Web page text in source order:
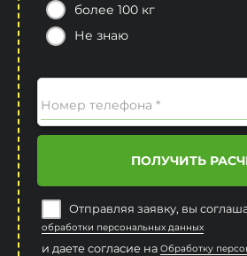
более 100 кг
Не знаю
Номер телефона *
ПОЛУЧИТЬ
Отправляя заявку, вы
обработки персональных данных
и даете согласие на Обработку